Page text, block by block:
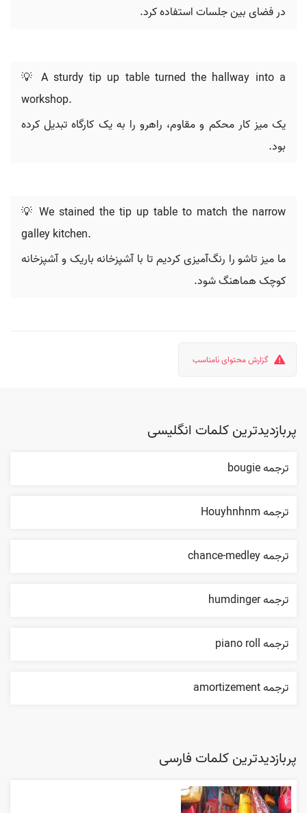
در فضای بین جلسات استفاده کرد.
💡 A sturdy tip up table turned the hallway into a
workshop.
یک میز کار محکم و مقاوم، راهرو را به یک کارگاه تبدیل کرده
بود.
💡 We stained the tip up table to match the narrow
galley kitchen.
ما میز تاشو را رنگ‌آمیزی کردیم تا با آشپزخانه باریک و آشپزخانه
کوچک هماهنگ شود.
گزارش محتوای نامناسب
پربازدیدترین کلمات انگلیسی
ترجمه bougie
ترجمه Houyhnhnm
ترجمه chance-medley
ترجمه humdinger
ترجمه piano roll
ترجمه amortizement
پربازدیدترین کلمات فارسی